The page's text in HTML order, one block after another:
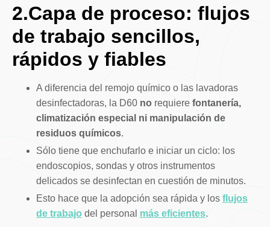
2.Capa de proceso: flujos
de trabajo sencillos,
rápidos y fiables
A diferencia del remojo químico o las lavadoras
desinfectadoras, la D60 no requiere fontanería,
climatización especial ni manipulación de
residuos químicos.
Sólo tiene que enchufarlo e iniciar un ciclo: los
endoscopios, sondas y otros instrumentos
delicados se desinfectan en cuestión de minutos.
Esto hace que la adopción sea rápida y los flujos
de trabajo del personal más eficientes.